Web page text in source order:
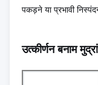
पकड़ने या प्रभावी
उत्कीर्णन बनाम